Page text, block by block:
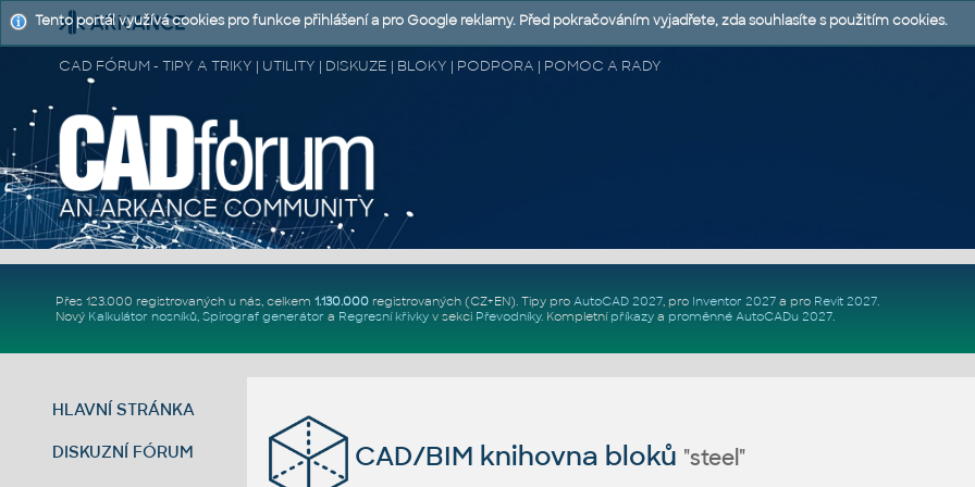
CAD FÓRUM - TIPY A TRIKY | UTILITY | DISKUZE | BLOKY | PODPORA | POMOC A RADY
Přes 123.000 registrovaných u nás, celkem 1.130.000registrovaných (CZ+EN). Tipy pro AutoCAD 2027, pro Inventor 2027a pro Revit 2027.
Nový Kalkulátor nosníků, Spirograf generátor a Regresní křivkyv sekci Převodníky. Kompletní příkazya proměnné AutoCADu 2027.
HLAVNÍ STRÁNKA
DISKUZNÍ FÓRUM CAD/BIM knihovna bloků "steel"
Tento portál využívá cookies pro funkce přihlášení a pro Google reklamy. Před pokračováním vyjadřete, zda souhlasíte s použitím cookies.